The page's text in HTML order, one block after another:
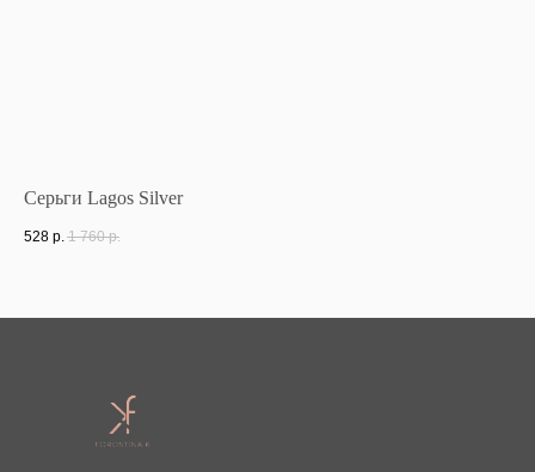
Серьги Lagos Silver
528 р. 1 760 р.